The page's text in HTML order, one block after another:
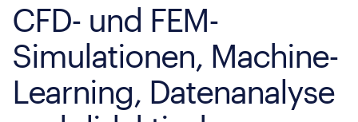
CFD- und FEM-
Simulationen, Machine-
Learning, Datenanalyse